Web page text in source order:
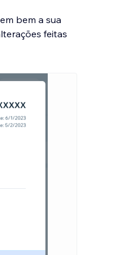
bem a sua
feitas